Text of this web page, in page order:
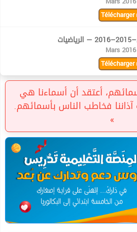
أعتقد أن أسماءنا هي
فخاطب الناس بأسمائهم.
»